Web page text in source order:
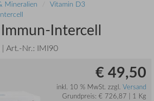
Mineralien
Vitamin D3
Intercell
| Art.-Nr.: IMI90
€ 49,50
inkl. 10 % MwSt. zzgl. Versand
Grundpreis: € 726,87 | 1 Kg